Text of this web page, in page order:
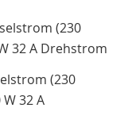
(230
32 A Drehstrom
(230
32 A